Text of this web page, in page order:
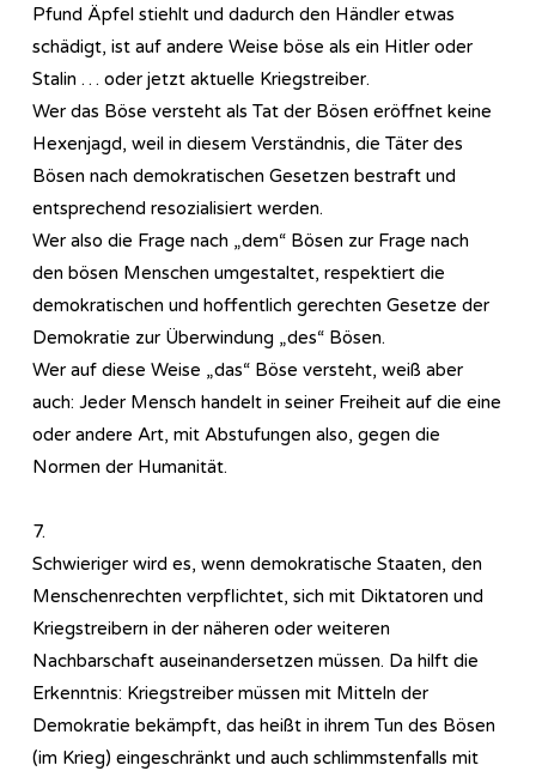
Pfund Äpfel stiehlt und dadurch den Händler etwas
schädigt, ist auf andere Weise böse als ein Hitler oder
Stalin … oder jetzt aktuelle Kriegstreiber.
Wer das Böse versteht als Tat der Bösen eröffnet keine
Hexenjagd, weil in diesem Verständnis, die Täter des
Bösen nach demokratischen Gesetzen bestraft und
entsprechend resozialisiert werden.
Wer also die Frage nach „dem“ Bösen zur Frage nach
den bösen Menschen umgestaltet, respektiert die
demokratischen und hoffentlich gerechten Gesetze der
Demokratie zur Überwindung „des“ Bösen.
Wer auf diese Weise „das“ Böse versteht, weiß aber
auch: Jeder Mensch handelt in seiner Freiheit auf die eine
oder andere Art, mit Abstufungen also, gegen die
Normen der Humanität.
7.
Schwieriger wird es, wenn demokratische Staaten, den
Menschenrechten verpflichtet, sich mit Diktatoren und
Kriegstreibern in der näheren oder weiteren
Nachbarschaft auseinandersetzen müssen. Da hilft die
Erkenntnis: Kriegstreiber müssen mit Mitteln der
Demokratie bekämpft, das heißt in ihrem Tun des Bösen
(im Krieg) eingeschränkt und auch schlimmstenfalls mit